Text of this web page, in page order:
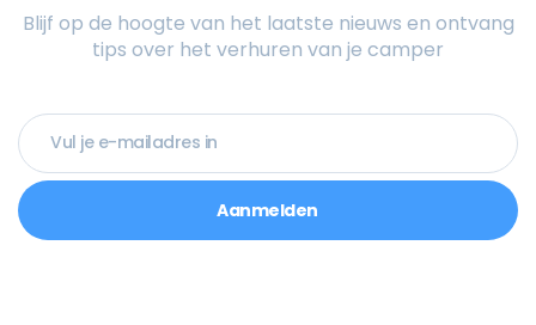
Blijf op de hoogte van het laatste nieuws en ontvang
tips over het verhuren van je camper
Aanmelden